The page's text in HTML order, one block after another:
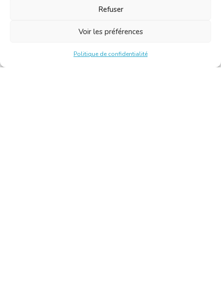
Refuser
Voir les préférences
Politique de confidentialité